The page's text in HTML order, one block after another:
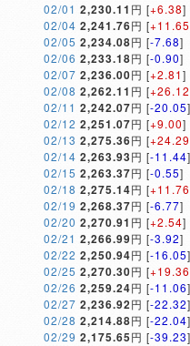
02/01 2,230.11 円 [+6.38]
02/04 2,241.76円 [+11.65
02/05 2,234.08円 [-7.68]
02/06 2,233.18円 [-0.90]
02/07 2,236.00円 [+2.81]
02/08 2,262.11 円 [+26.12
02/11 2,242.07円 [-20.05]
02/12 2,251.07円 [+9.00]
02/13 2,275.36円 [+24.29
02/14 2,263.93円 [-11.44]
02/15 2,263.37円 [-0.55]
02/18 2,275.14円 [+11.76
02/19 2,268.37円 [-6.77]
02/20 2,270.91 円 [+2.54]
02/21 2,266.99円 [-3.92]
02/22 2,250.94円 [-16.05]
02/25 2,270.30円 [+19.36
02/26 2,259.24円 [-11.06]
02/27 2,236.92円 [-22.32]
02/28 2,214.88円 [-22.04]
02/29 2,175.65円 [-39.23]